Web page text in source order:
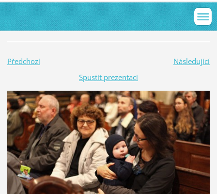
Předchozí
Následující
Spustit prezentaci